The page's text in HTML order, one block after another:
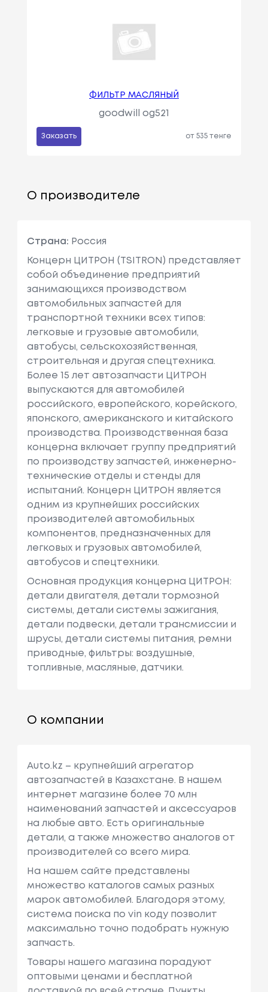
ФИЛЬТР МАСЛЯНЫЙ
goodwill og521
Заказать от 535 тенге
О производителе
Страна: Россия
Концерн ЦИТРОН (TSITRON) представляет
собой объединение предприятий
занимающихся производством
автомобильных запчастей для
транспортной техники всех типов:
легковые и грузовые автомобили,
автобусы, сельскохозяйственная,
строительная и другая спецтехника.
Более 15 лет автозапчасти ЦИТРОН
выпускаются для автомобилей
российского, европейского, корейского,
японского, американского и китайского
производства. Производственная база
концерна включает группу предприятий
по производству запчастей, инженерно-
технические отделы и стенды для
испытаний. Концерн ЦИТРОН является
одним из крупнейших российских
производителей автомобильных
компонентов, предназначенных для
легковых и грузовых автомобилей,
автобусов и спецтехники.
Основная продукция концерна ЦИТРОН:
детали двигателя, детали тормозной
системы, детали системы зажигания,
детали подвески, детали трансмиссии и
шрусы, детали системы питания, ремни
приводные, фильтры: воздушные,
топливные, масляные, датчики.
О компании
Auto.kz – крупнейший агрегатор
автозапчастей в Казахстане. В нашем
интернет магазине более 70 млн
наименований запчастей и аксессуаров
на любые авто. Есть оригинальные
детали, а также множество аналогов от
производителей со всего мира.
На нашем сайте представлены
множество каталогов самых разных
марок автомобилей. Благодоря этому,
система поиска по vin коду позволит
максимально точно подобрать нужную
запчасть.
Товары нашего магазина порадуют
оптовыми ценами и бесплатной